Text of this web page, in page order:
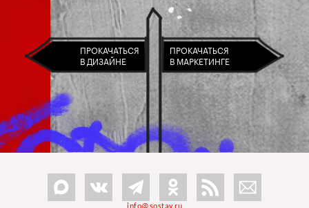
ПРОКАЧАТЬСЯ
В ДИЗАЙНЕ
ПРОКАЧАТЬСЯ
В МАРКЕТИНГЕ